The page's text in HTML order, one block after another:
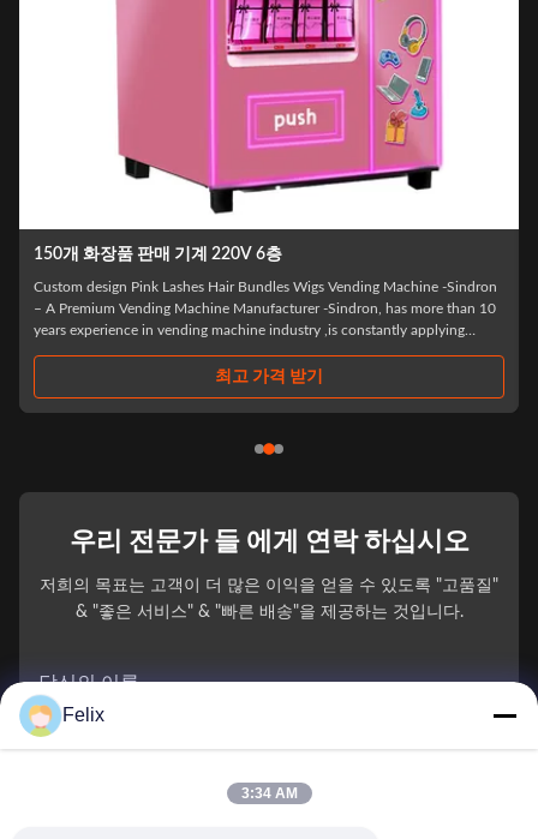
150개 화장품 판매 기계 220V 6층
Custom design Pink Lashes Hair Bundles Wigs Vending Machine -Sindron
– A Premium Vending Machine Manufacturer -Sindron, has more than 10
years experience in vending machine industry ,is constantly applying
최고 가격 받기
우리 전문가 들 에게 연락 하십시오
저희의 목표는 고객이 더 많은 이익을 얻을 수 있도록 "고품질"
& "좋은 서비스" & "빠른 배송"을 제공하는 것입니다.
당신의 이름
전화 번호
Felix
3:34 AM